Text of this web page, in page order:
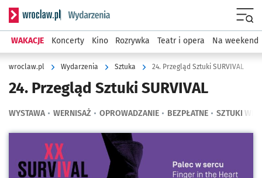
Serwis informacyjny wroclaw.pl podserwis: Wydarzenia
WAKACJE Koncerty Kino Rozrywka Teatr i opera Na weekend
wroclaw.pl Wydarzenia Sztuka 24. Przegląd Sztuki SURVIVAL
24. Przegląd Sztuki SURVIVAL
WYSTAWA WERNISAŻ OPROWADZANIE BEZPŁATNE SZTUKI
Kliknij, aby powiększyć